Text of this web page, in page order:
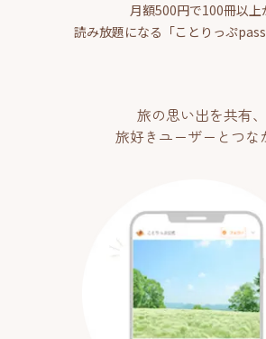
月額500円で100冊以上
読み放題になる「ことりっぷ
旅の思い出を共有、
旅好きユーザーとつな